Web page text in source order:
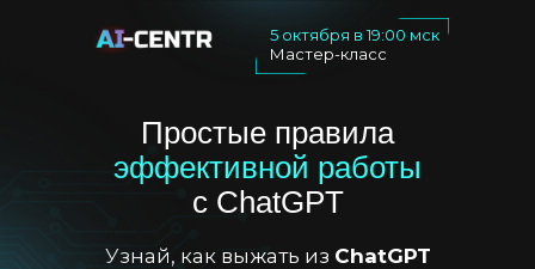
Простые правила
эффективной работы
с ChatGPT
Узнай, как выжать из ChatGPT
5 октября в 19:00 мск
Мастер-класс